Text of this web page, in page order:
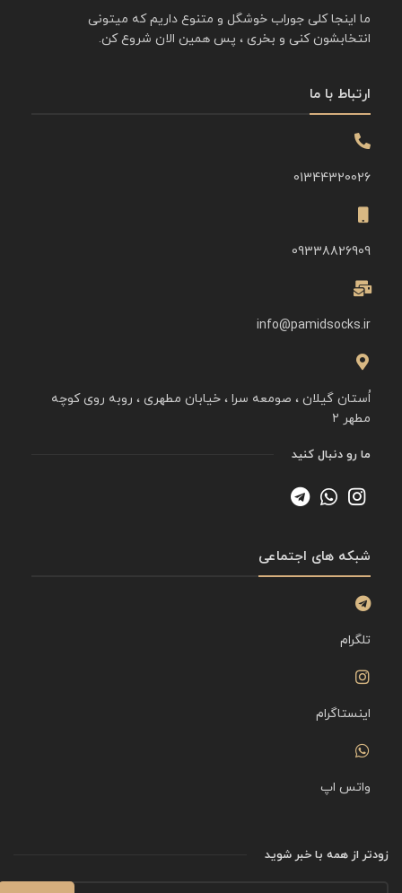
ما اینجا کلی جوراب خوشگل و متنوع داریم که میتونی
انتخابشون کنی و بخری ، پس همین الان شروع کن.
ارتباط با ما
01344320026
09338826909
info@pamidsocks.ir
اُستان گیلان ، صومعه سرا ، خیابان مطهری ، روبه روی کوچه
مطهر ۲
ما رو دنبال کنید
شبکه های اجتماعی
تلگرام
اینستاگرام
واتس اپ
زودتر از همه با خبر شوید